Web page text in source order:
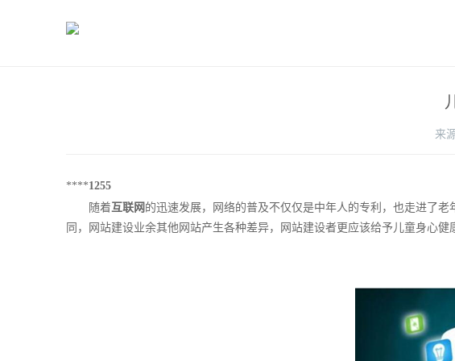
来
****1255
随着互联网 的迅速发展，网络的普及不仅仅是中年人的专利，也走进了
同，网站建设业余其他网站产生各种差异，网站建设者更应该给予儿童身心健